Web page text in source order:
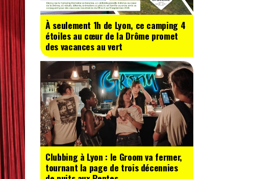
À seulement 1h de Lyon, ce camping 4
étoiles au cœur de la Drôme promet
des vacances au vert
Clubbing à Lyon : le Groom va fermer,
tournant la page de trois décennies